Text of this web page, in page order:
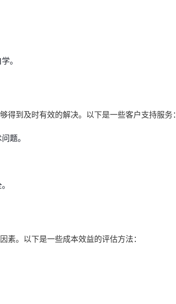
。
到及时有效的解决。以下是一些客户支持服务：
题。
素。以下是一些成本效益的评估方法：